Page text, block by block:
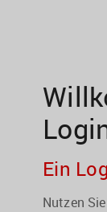
Ein
Nutzen